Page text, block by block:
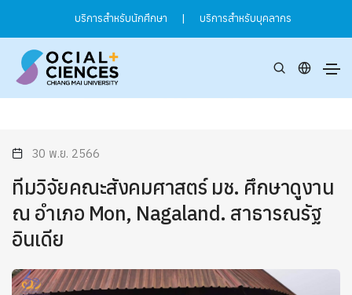
บริการสำหรับนักศึกษา | บริการสำหรับบุคลากร
30 พ.ย. 2566
ทีมวิจัยคณะสังคมศาสตร์ มช. ศึกษาดูงาน
ณ อำเภอ Mon, Nagaland. สาธารณรัฐ
อินเดีย